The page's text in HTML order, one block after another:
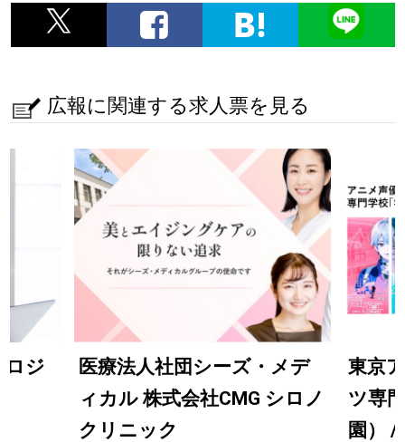
広報に関連する求人票を見る
ロジ
医療法人社団シーズ・メデ
ィカル 株式会社CMG シロノ
クリニック
東京
ツ専
園） /